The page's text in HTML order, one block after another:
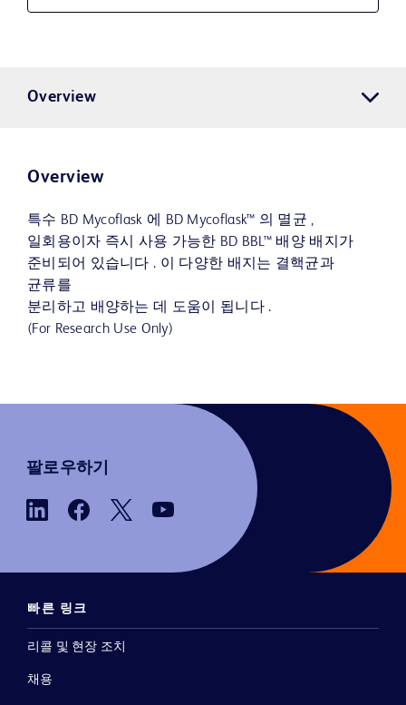
Overview
Overview
특수 BD Mycoflask 에 BD Mycoflask™ 의 멸균 ,
일회용이자 즉시 사용 가능한 BD BBL™ 배양 배지가
준비되어 있습니다 . 이 다양한 배지는 결핵균과
균류를
분리하고 배양하는 데 도움이 됩니다 .
(For Research Use Only)
팔로우하기
빠른 링크
리콜 및 현장 조치
채용